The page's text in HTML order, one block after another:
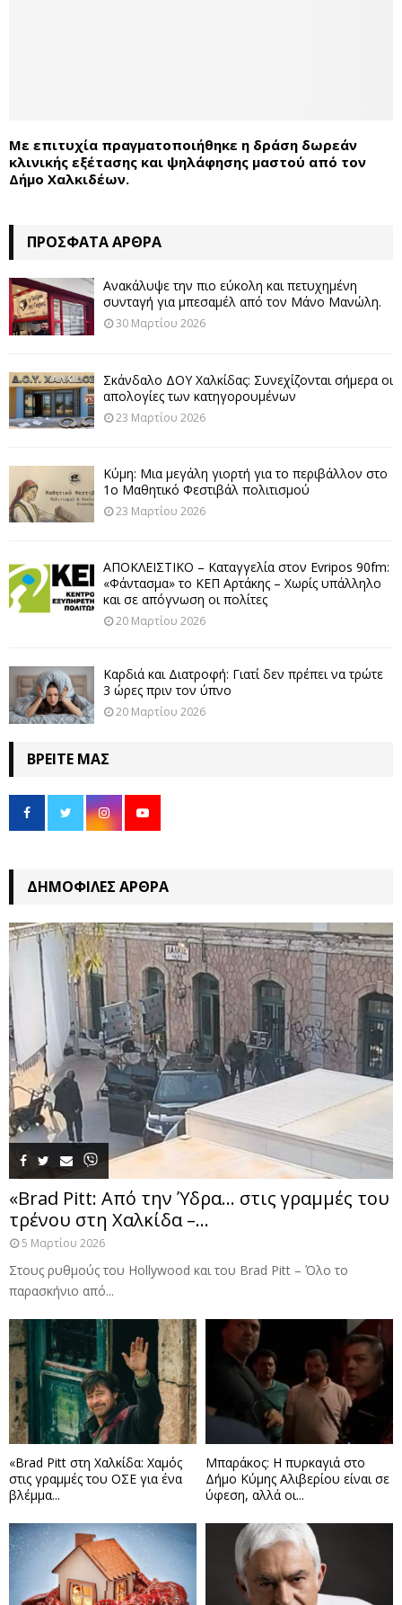
Με επιτυχία πραγματοποιήθηκε η δράση δωρεάν
κλινικής εξέτασης και ψηλάφησης μαστού από τον
Δήμο Χαλκιδέων.
ΠΡΌΣΦΑΤΑ ΆΡΘΡΑ
Ανακάλυψε την πιο εύκολη και πετυχημένη
συνταγή για μπεσαμέλ από τον Μάνο Μανώλη.
30 Μαρτίου 2026
Σκάνδαλο ΔΟΥ Χαλκίδας: Συνεχίζονται σήμερα οι
απολογίες των κατηγορουμένων
23 Μαρτίου 2026
Κύμη: Μια μεγάλη γιορτή για το περιβάλλον στο
1ο Μαθητικό Φεστιβάλ πολιτισμού
23 Μαρτίου 2026
ΑΠΟΚΛΕΙΣΤΙΚΟ – Καταγγελία στον Evripos 90fm:
«Φάντασμα» το ΚΕΠ Αρτάκης – Χωρίς υπάλληλο
και σε απόγνωση οι πολίτες
20 Μαρτίου 2026
Καρδιά και Διατροφή: Γιατί δεν πρέπει να τρώτε
3 ώρες πριν τον ύπνο
20 Μαρτίου 2026
ΒΡΕΊΤΕ ΜΑΣ
ΔΗΜΟΦΙΛΈΣ ΆΡΘΡΑ
«Brad Pitt: Από την Ύδρα… στις γραμμές του
τρένου στη Χαλκίδα –...
5 Μαρτίου 2026
Στους ρυθμούς του Hollywood και του Brad Pitt – Όλο το
παρασκήνιο από...
«Brad Pitt στη Χαλκίδα: Χαμός
στις γραμμές του ΟΣΕ για ένα
βλέμμα...
Μπαράκος: Η πυρκαγιά στο
Δήμο Κύμης Αλιβερίου είναι σε
ύφεση, αλλά οι...